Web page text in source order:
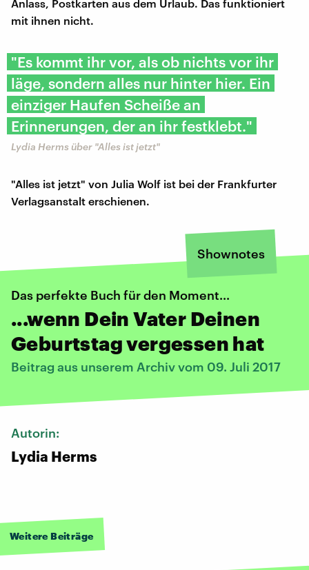
Anlass, Postkarten aus dem Urlaub. Das funktioniert
mit ihnen nicht.
"Es kommt ihr vor, als ob nichts vor ihr
läge, sondern alles nur hinter hier. Ein
einziger Haufen Scheiße an
Erinnerungen, der an ihr festklebt."
Lydia Herms über "Alles ist jetzt"
"Alles ist jetzt" von Julia Wolf ist bei der Frankfurter
Verlagsanstalt erschienen.
Shownotes
Das perfekte Buch für den Moment...
...wenn Dein Vater Deinen
Geburtstag vergessen hat
Beitrag aus unserem Archiv vom 09. Juli 2017
Autorin:
Lydia Herms
Weitere Beiträge